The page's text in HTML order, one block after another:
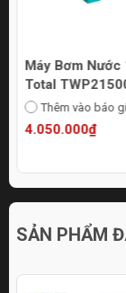
Máy Bơm Nước
Total
Thêm vào báo
4.050.000₫
SẢN PHẨM